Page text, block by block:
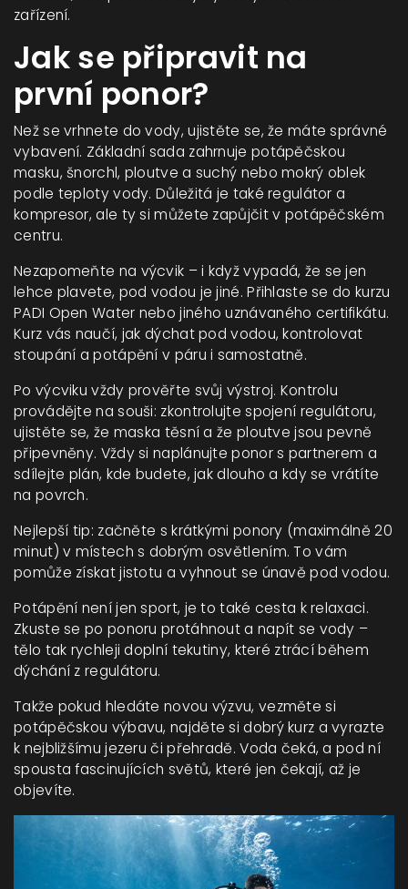
zařízení.
Jak se připravit na
první ponor?
Než se vrhnete do vody, ujistěte se, že máte správné
vybavení. Základní sada zahrnuje potápěčskou
masku, šnorchl, ploutve a suchý nebo mokrý oblek
podle teploty vody. Důležitá je také regulátor a
kompresor, ale ty si můžete zapůjčit v potápěčském
centru.
Nezapomeňte na výcvik – i když vypadá, že se jen
lehce plavete, pod vodou je jiné. Přihlaste se do kurzu
PADI Open Water nebo jiného uznávaného certifikátu.
Kurz vás naučí, jak dýchat pod vodou, kontrolovat
stoupání a potápění v páru i samostatně.
Po výcviku vždy prověřte svůj výstroj. Kontrolu
provádějte na souši: zkontrolujte spojení regulátoru,
ujistěte se, že maska těsní a že ploutve jsou pevně
připevněny. Vždy si naplánujte ponor s partnerem a
sdílejte plán, kde budete, jak dlouho a kdy se vrátíte
na povrch.
Nejlepší tip: začněte s krátkými ponory (maximálně 20
minut) v místech s dobrým osvětlením. To vám
pomůže získat jistotu a vyhnout se únavě pod vodou.
Potápění není jen sport, je to také cesta k relaxaci.
Zkuste se po ponoru protáhnout a napít se vody –
tělo tak rychleji doplní tekutiny, které ztrácí během
dýchání z regulátoru.
Takže pokud hledáte novou výzvu, vezměte si
potápěčskou výbavu, najděte si dobrý kurz a vyrazte
k nejbližšímu jezeru či přehradě. Voda čeká, a pod ní
spousta fascinujících světů, které jen čekají, až je
objevíte.